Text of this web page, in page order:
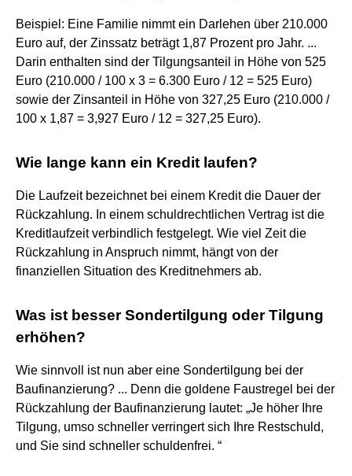
Beispiel: Eine Familie nimmt ein Darlehen über 210.000
Euro auf, der Zinssatz beträgt 1,87 Prozent pro Jahr. ...
Darin enthalten sind der Tilgungsanteil in Höhe von 525
Euro (210.000 / 100 x 3 = 6.300 Euro / 12 = 525 Euro)
sowie der Zinsanteil in Höhe von 327,25 Euro (210.000 /
100 x 1,87 = 3,927 Euro / 12 = 327,25 Euro).
Wie lange kann ein Kredit laufen?
Die Laufzeit bezeichnet bei einem Kredit die Dauer der
Rückzahlung. In einem schuldrechtlichen Vertrag ist die
Kreditlaufzeit verbindlich festgelegt. Wie viel Zeit die
Rückzahlung in Anspruch nimmt, hängt von der
finanziellen Situation des Kreditnehmers ab.
Was ist besser Sondertilgung oder Tilgung
erhöhen?
Wie sinnvoll ist nun aber eine Sondertilgung bei der
Baufinanzierung? ... Denn die goldene Faustregel bei der
Rückzahlung der Baufinanzierung lautet: „Je höher Ihre
Tilgung, umso schneller verringert sich Ihre Restschuld,
und Sie sind schneller schuldenfrei. “